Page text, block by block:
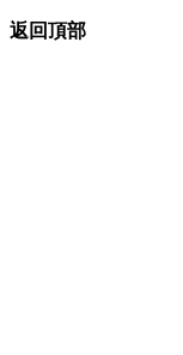
返回頂部